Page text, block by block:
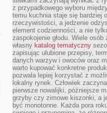
z przypadkowego wyboru
temu kuchnia staje się bardziej
rzeczywistości, a jedzenie
element codzienności, a nie
zaspokojenie głodu. Wiele
własny katalog tematyczny
zapisując ulubione przepisy,
danych warzyw i owoców oraz
warto kupować konkretne
pozwala lepiej korzystać z
lokalny rynek. Człowiek
pierwsze nowalijki, późniejsze
grzyby czy zimowe kiszonki, a
być monotonne. Każda pora